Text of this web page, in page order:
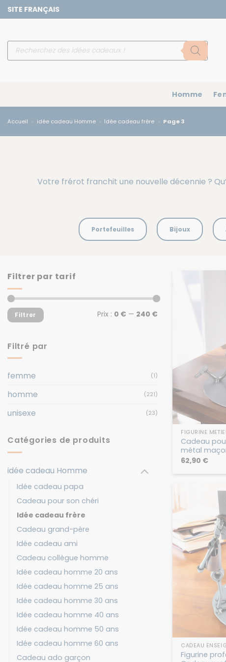
Passer
au
SITE FRANÇAIS
Recherche
Homme
Accueil » idée cadeau Homme » Idée cadeau frère » Page 3
Votre frérot franchit une nouvelle décennie ?
Portefeuilles Bijoux
Filtrer par tarif
Prix
min
Prix
max
Filtrer Prix : 0 € — 240 €
Filtré par
femme (1)
homme (221)
unisexe (23)
Catégories de produits
idée cadeau Homme
Idée cadeau papa
Cadeau pour son chéri
Idée cadeau frère
Cadeau grand-père
Idée cadeau ami
Cadeau collègue homme
Idée cadeau homme 20 ans
Idée cadeau homme 25 ans
Idée cadeau homme 30 ans
Idée cadeau homme 40 ans
Idée cadeau homme 50 ans
Idée cadeau homme 60 ans
Cadeau ado garçon
FIGURINE
Cadeau
métal
62,90 €
CADEAU
Figurine